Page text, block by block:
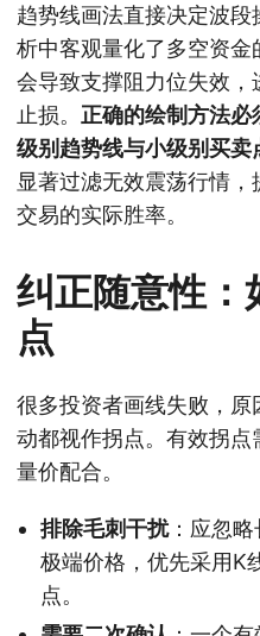
趋势线画法直接决定波
析中客观量化了多空资
会导致支撑阻力位失效
止损。 正确的绘制方法
级别趋势线与小级别买
显著过滤无效震荡行情
交易的实际胜率。
纠正随意性：
点
很多投资者画线失败，
动都视作拐点。有效拐
量价配合。
排除毛刺干扰：应忽略
极端价格，优先采用K
点。